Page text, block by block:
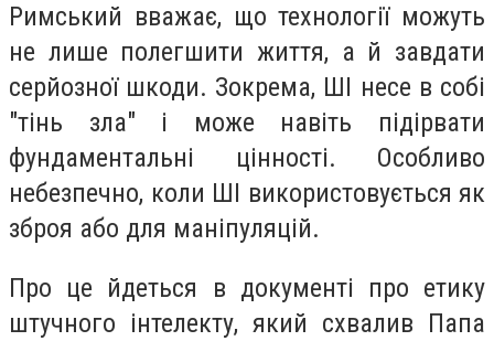
Римський вважає, що технології можуть
не лише полегшити життя, а й завдати
серйозної шкоди. Зокрема, ШІ несе в собі
"тінь зла" і може навіть підірвати
фундаментальні цінності. Особливо
небезпечно, коли ШІ використовується як
зброя або для маніпуляцій.
Про це йдеться в документі про етику
штучного інтелекту, який схвалив Папа